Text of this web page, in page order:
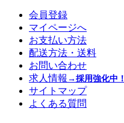
会員登録
マイページへ
お支払い方法
配送方法・送料
お問い合わせ
求人情報 →採用強化中！
サイトマップ
よくある質問